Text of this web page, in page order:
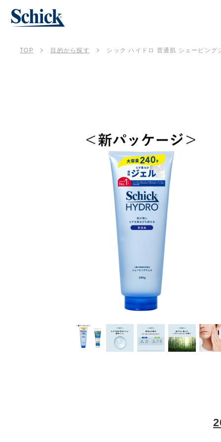
TOP 目的から探す シック ハイドロ 普通肌 シェービング